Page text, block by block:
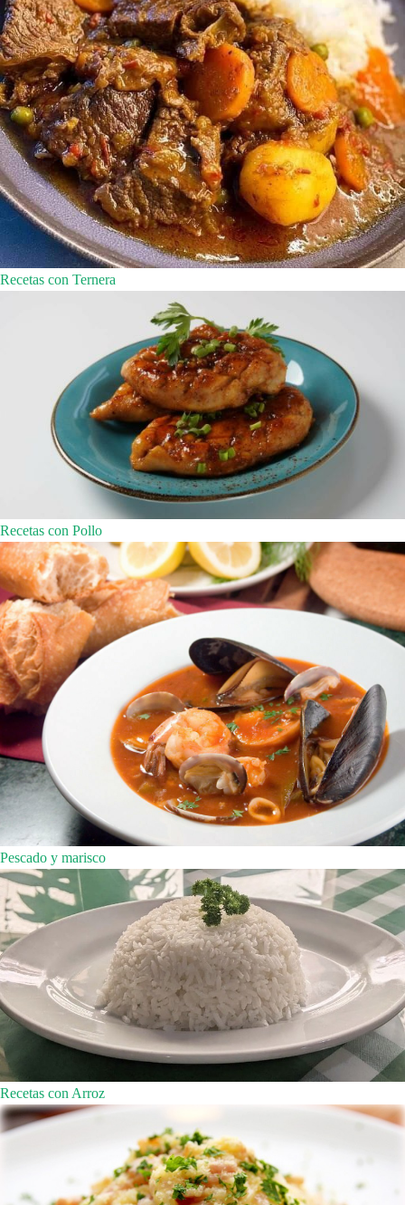
Recetas con Ternera
Recetas con Pollo
Pescado y marisco
Recetas con Arroz